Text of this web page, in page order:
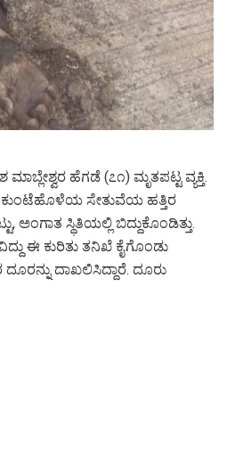
ಹೆಗಡೆ (೭೧) ಮೃತಪಟ್ಟ ವ್ಯಕ್ತಿ.
ಕುಂಟೆಹೊಳೆಯ ಸೇತುವೆಯ ಹತ್ತಿರ
ಸ್ಥಿತಿಯಲ್ಲಿ ಬಿದ್ದುಕೊಂಡಿತ್ತು.
ಈ ಕುರಿತು ತನಿಖೆ ಕೈಗೊಂಡು
ದಾಖಲಿಸಿದ್ದಾರೆ. ದೂರು